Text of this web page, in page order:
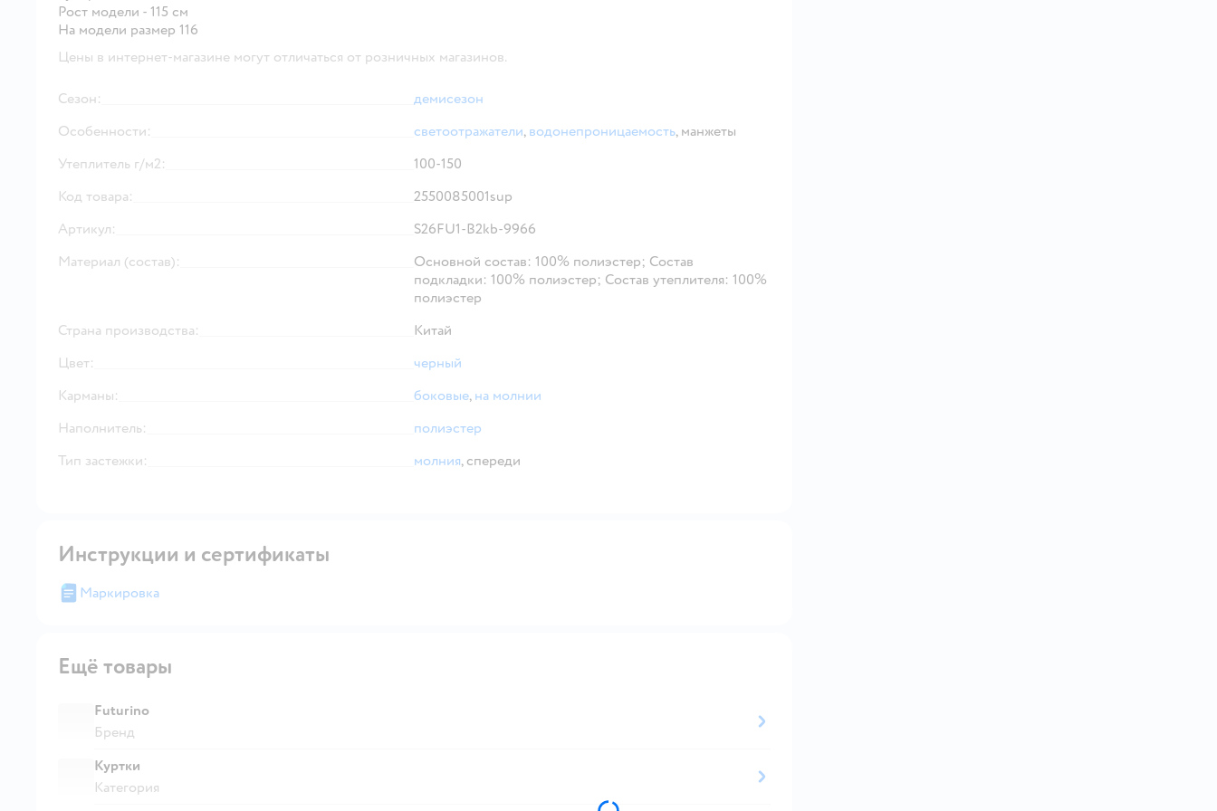
Рост модели - 115 см
На модели размер 116
Цены в интернет-магазине могут отличаться от розничных магазинов.
Сезон:
демисезон
Особенности:
светоотражатели, водонепроницаемость, манжеты
Утеплитель г/м2:
100-150
Код товара:
2550085001sup
Артикул:
S26FU1-B2kb-9966
Материал (состав):
Основной состав: 100% полиэстер; Состав
подкладки: 100% полиэстер; Состав утеплителя: 100%
полиэстер
Страна производства:
Китай
Цвет:
черный
Карманы:
боковые, на молнии
Наполнитель:
полиэстер
Тип застежки:
молния, спереди
Инструкции и сертификаты
Маркировка
Ещё товары
Futurino
Бренд
Куртки
Категория